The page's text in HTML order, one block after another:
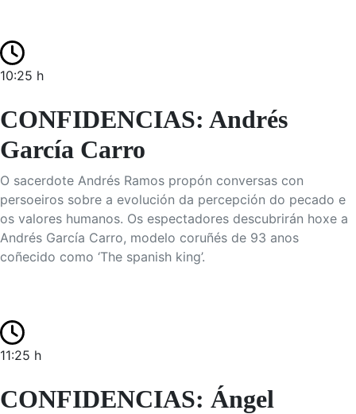
10:25 h
CONFIDENCIAS: Andrés
García Carro
O sacerdote Andrés Ramos propón conversas con
persoeiros sobre a evolución da percepción do pecado e
os valores humanos. Os espectadores descubrirán hoxe a
Andrés García Carro, modelo coruñés de 93 anos
coñecido como ‘The spanish king’.
11:25 h
CONFIDENCIAS: Ángel